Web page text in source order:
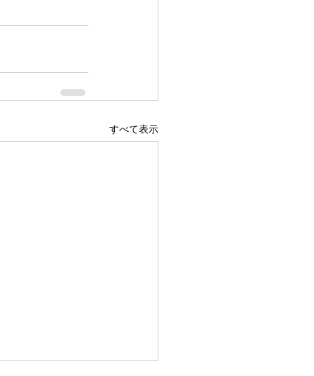
すべて表示